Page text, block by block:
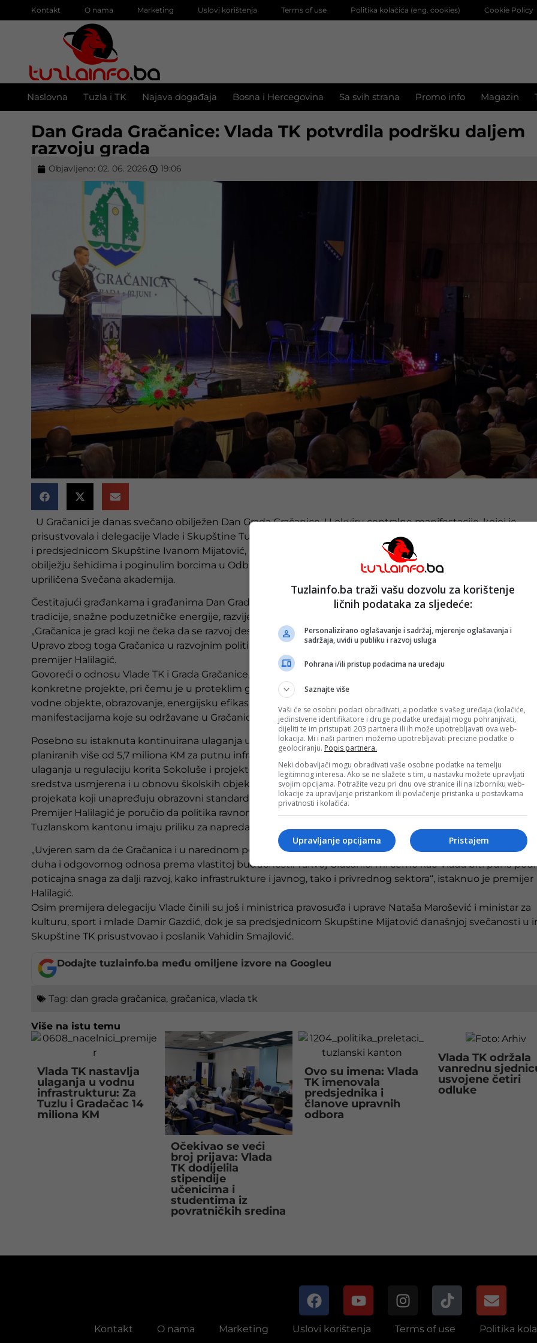
Kontakt O nama Marketing Uslovi korištenja Terms of use Politika kolačića (eng. cookies) Cookie Policy
Naslovna Tuzla i TK Najava događaja Bosna i Hercegovina Sa svih strana Promo info Magazin
Dan Grada Gračanice: Vlada TK potvrdila podršku daljem
razvoju grada
Objavljeno: 02. 06. 2026. 19:06
U Gračanici je danas svečano obilježen Dan Grada Gračanice. U okviru centralne manifestacije, kojoj je
prisustvovala i delegacije Vlade i Skupštine Tuzlanskog kantona predvođene premijerom Irfanom
i predsjednicom Skupštine Ivanom Mijatović, položile su cvijeće i odale počast na Centralnom spomen-
obilježju šehidima i poginulim borcima u Odbrambeno-oslobodilačkom ratu 1992–1995. godine, nakon
upriličena Svečana akademija.
Čestitajući građankama i građanima Dan Grada, premijer Halilagić je istaknuo da je Gračanica grad bogate
tradicije, snažne poduzetničke energije, razvijene poslovne kulture i izraženog osjećaja pripadnosti
„Gračanica je grad koji ne čeka da se razvoj desi sam od sebe, nego ga gradi radom, inicijativom i istrajnošću.
Upravo zbog toga Gračanica u razvojnim politikama Vlade Tuzlanskog kantona ima važno mjesto“, kazao je
premijer Halilagić.
Govoreći o odnosu Vlade TK i Grada Gračanice, premijer je naglasio da se to partnerstvo najbolje vidi kroz
konkretne projekte, pri čemu je u proteklim godinama najveći dio sredstava usmjeren u putnu
vodne objekte, obrazovanje, energijsku efikasnost, zaštitu okoliša, kulturno naslijeđe i podršku
manifestacijama koje su održavane u Gračanici.
Posebno su istaknuta kontinuirana ulaganja u regionalne ceste i putne pravce na području Grada, kao i
planiranih više od 5,7 miliona KM za putnu infrastrukturu u 2026. godini. U oblasti vodoprivrede nastavljaju
ulaganja u regulaciju korita Sokoluše i projekte vodosnabdijevanja više gračaničkih naselja, dok su značajna
sredstva usmjerena i u obnovu školskih objekata, nabavku opreme, poboljšanje uslova rada i nastavak
projekata koji unapređuju obrazovni standard.
Premijer Halilagić je poručio da politika ravnomjernog razvoja podrazumijeva da svaki grad i svaka općina u
Tuzlanskom kantonu imaju priliku za napredak, te da Gračanica tu priliku zna koristiti.
„Uvjeren sam da će Gračanica i u narednom periodu nastaviti biti primjer lokalne energije, poduzetničkog
duha i odgovornog odnosa prema vlastitoj budućnosti. Takvoj Gračanici mi ćemo kao Vlada biti puna
poticajna snaga za dalji razvoj, kako infrastrukture i javnog, tako i privrednog sektora“, istaknuo je premijer
Halilagić.
Osim premijera delegaciju Vlade činili su još i ministrica pravosuđa i uprave Nataša Marošević i ministar za
kulturu, sport i mlade Damir Gazdić, dok je sa predsjednicom Skupštine Mijatović današnjoj svečanosti u
Skupštine TK prisustvovao i poslanik Vahidin Smajlović.
Dodajte tuzlainfo.ba među omiljene izvore na Googleu
Tag: dan grada gračanica, gračanica, vlada tk
Više na istu temu
Vlada TK nastavlja
ulaganja u vodnu
infrastrukturu: Za
Tuzlu i Gradačac 14
miliona KM
Očekivao se veći
broj prijava: Vlada
TK dodijelila
stipendije
učenicima i
studentima iz
povratničkih sredina
Ovo su imena: Vlada
TK imenovala
predsjednika i
članove upravnih
odbora
Vlada TK održala
vanrednu
usvojene četiri
odluke
Kontakt O nama Marketing Uslovi korištenja Terms of use Politika
Tuzlainfo.ba traži vašu dozvolu za korištenje
ličnih podataka za sljedeće:
Personalizirano oglašavanje i sadržaj, mjerenje oglašavanja i
sadržaja, uvidi u publiku i razvoj usluga
Pohrana i/ili pristup podacima na uređaju
Saznajte više
Vaši će se osobni podaci obrađivati, a podatke s vašeg uređaja (kolačiće,
jedinstvene identifikatore i druge podatke uređaja) mogu pohranjivati,
dijeliti te im pristupati 203 partnera ili ih može upotrebljavati ova web-
lokacija. Mi i naši partneri možemo upotrebljavati precizne podatke o
geolociranju. Popis partnera.
Neki dobavljači mogu obrađivati vaše osobne podatke na temelju
legitimnog interesa. Ako se ne slažete s tim, u nastavku možete upravljati
svojim opcijama. Potražite vezu pri dnu ove stranice ili na izborniku web-
lokacije za upravljanje pristankom ili povlačenje pristanka u postavkama
privatnosti i kolačića.
Pristajem
Upravljanje opcijama